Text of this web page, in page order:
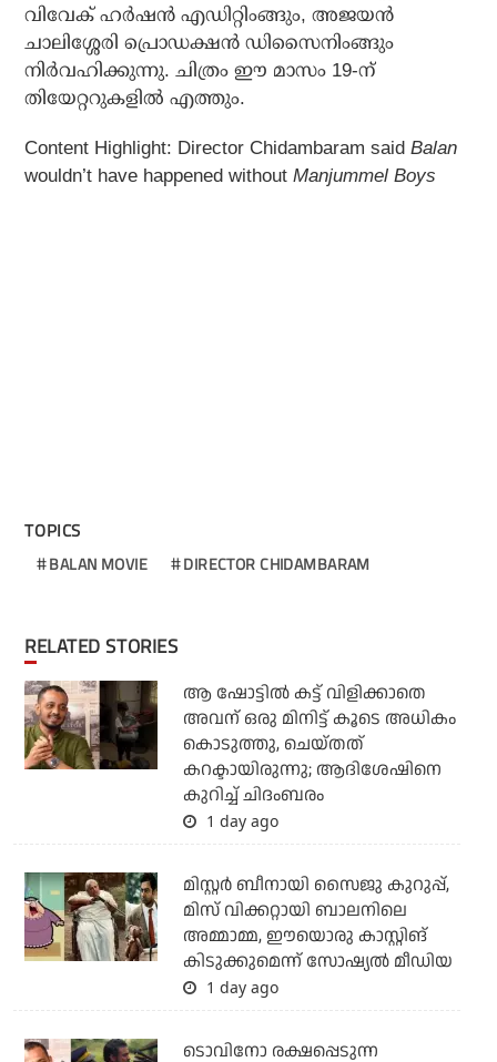
വിവേക് ഹർഷൻ എഡിറ്റിംങ്ങും, അജയൻ
ചാലിശ്ശേരി പ്രൊഡക്ഷൻ ഡിസൈനിംങ്ങും
നിർവഹിക്കുന്നു. ചിത്രം ഈ മാസം 19-ന്
തിയേറ്ററുകളിൽ എത്തും.
Content Highlight: Director Chidambaram saidBalan
wouldn’t have happened withoutManjummel Boys
TOPICS
BALAN MOVIE DIRECTOR CHIDAMBARAM
RELATED STORIES
ആ ഷോട്ടില്‍ കട്ട് വിളിക്കാതെ
അവന് ഒരു മിനിട്ട് കൂടെ അധികം
കൊടുത്തു, ചെയ്തത്
കറക്ടായിരുന്നു; ആദിശേഷിനെ
കുറിച്ച് ചിദംബരം
1 day ago
മിസ്റ്റര്‍ ബീനായി സൈജു കുറുപ്പ്,
മിസ് വിക്കറ്റായി ബാലനിലെ
അമ്മാമ്മ, ഈയൊരു കാസ്റ്റിങ്
കിടുക്കുമെന്ന് സോഷ്യല്‍ മീഡിയ
1 day ago
ടൊവിനോ രക്ഷപ്പെടുന്ന